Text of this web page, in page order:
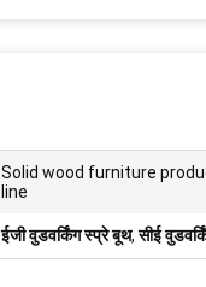
Solid wood furniture
line
ईजी वुडवर्किंग स्प्रे बूथ,सीई